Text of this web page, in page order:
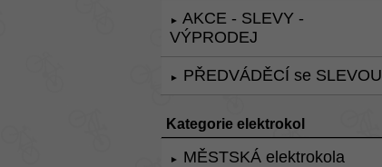
►
AKCE - SLEVY -
VÝPRODEJ
► PŘEDVÁDĚCÍ se SLEVOU
Kategorie elektrokol
► MĚSTSKÁ elektrokola